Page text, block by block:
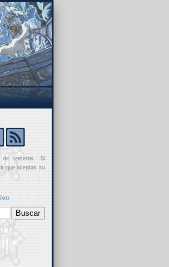
de terceros. Si
que aceptas su